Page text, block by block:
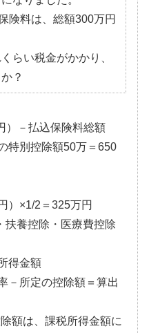
険料は、総額300万円
らい税金がかかり、
？
）－払込保険料総額
特別控除額50万＝650
）×1/2＝325万円
扶養控除・医療費控除
得金額
－所定の控除額＝算出
額は、課税所得金額に